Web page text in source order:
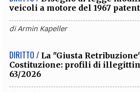
veicoli a motore del 1967
diArmin Kapeller
DIRITTO / La "Giusta
Costituzione: profili di
63/2026